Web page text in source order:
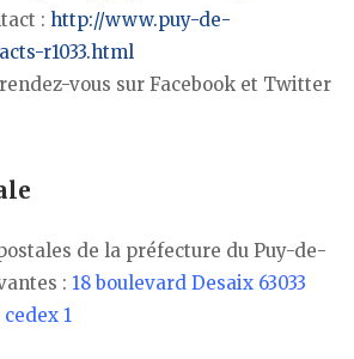
: http://www.puy-de-
r1033.html
vous sur Facebook et Twitter
de la préfecture du Puy-de-
: 18 boulevard Desaix 63033
1